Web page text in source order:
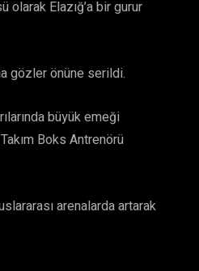
Elazığ’a bir gurur
gözler önüne serildi.
büyük emeği
Boks Antrenörü
arenalarda artarak